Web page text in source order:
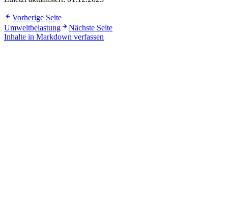
Vorherige Seite
Umweltbelastung
Nächste Seite
Inhalte in Markdown verfassen